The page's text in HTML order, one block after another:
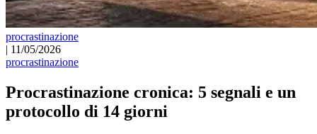
procrastinazione
| 11/05/2026
procrastinazione
Procrastinazione cronica: 5 segnali e un
protocollo di 14 giorni